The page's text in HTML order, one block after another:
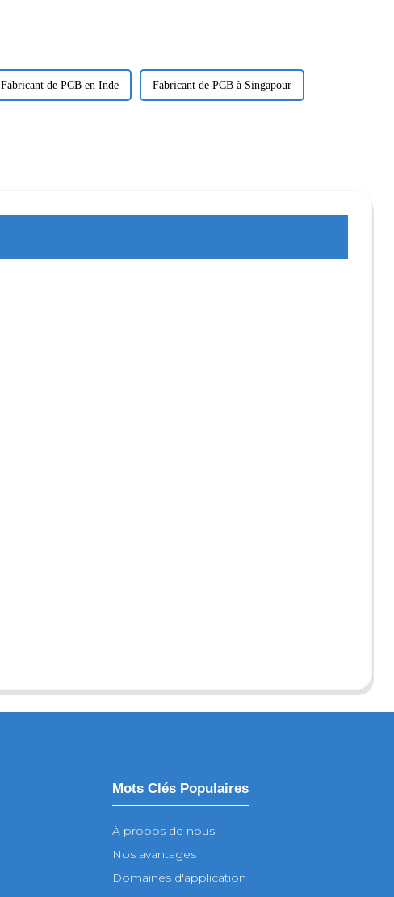
Fabricant de PCB en Inde Fabricant de PCB à Singapour
Mots Clés Populaires
À propos de nous
Nos avantages
Domaines d'application